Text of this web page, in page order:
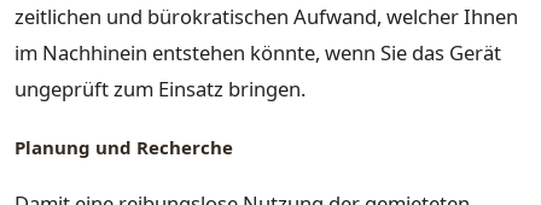
zeitlichen und bürokratischen Aufwand, welcher Ihnen
im Nachhinein entstehen könnte, wenn Sie das Gerät
ungeprüft zum Einsatz bringen.
Planung und Recherche